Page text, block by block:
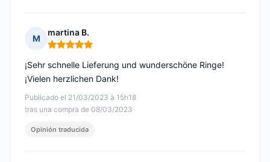
M
martina B.
Nota: 5 de 5
Publicado el 21/03/2023 à 15h18
tras una compra de 08/03/2023
¡Sehr schnelle Lieferung und wunderschöne Ringe!
¡Vielen herzlichen Dank!
Opinión traducida